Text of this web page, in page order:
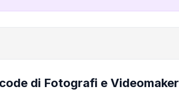
di Fotografi e Videomaker